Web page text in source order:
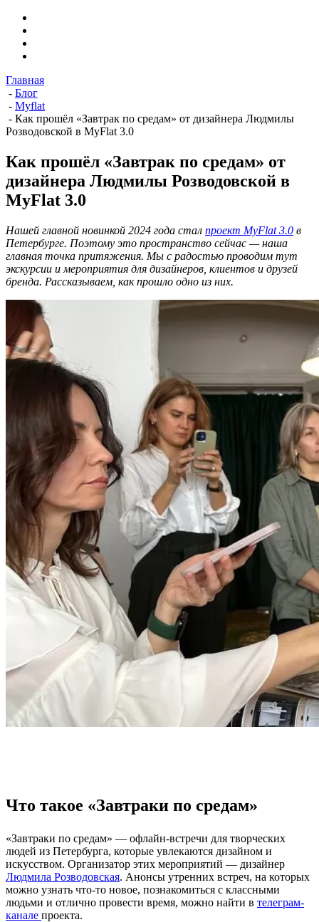
Главная
- Блог
- Myflat
- Как прошёл «Завтрак по средам» от дизайнера Людмилы
Розводовской в MyFlat 3.0
Как прошёл «Завтрак по средам» от
дизайнера Людмилы Розводовской в
MyFlat 3.0
Нашей главной новинкой 2024 года стал проект MyFlat 3.0 в
Петербурге. Поэтому это пространство сейчас — наша
главная точка притяжения. Мы с радостью проводим тут
экскурсии и мероприятия для дизайнеров, клиентов и друзей
бренда. Рассказываем, как прошло одно из них.
Что такое «Завтраки по средам»
«Завтраки по средам» — офлайн-встречи для творческих
людей из Петербурга, которые увлекаются дизайном и
искусством. Организатор этих мероприятий — дизайнер
Людмила Розводовская. Анонсы утренних встреч, на которых
можно узнать что-то новое, познакомиться с классными
людьми и отлично провести время, можно найти в телеграм-
канале проекта.